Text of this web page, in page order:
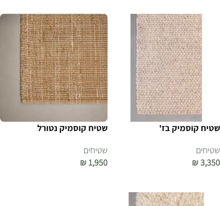
שטיח קוסמיק בז'
שטיחים
₪3,350
שטיח קוסמיק נטורל
שטיחים
₪ 1,950